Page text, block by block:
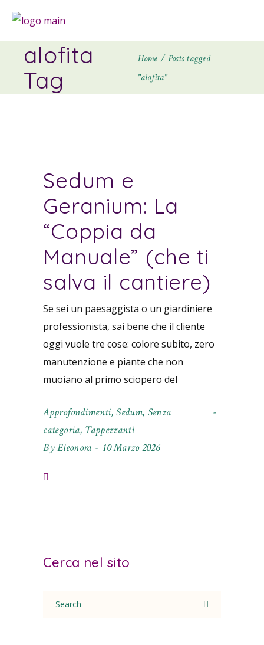
alofita
Tag
Home
Posts tagged
"alofita"
Sedum e
Geranium: La
“Coppia da
Manuale” (che ti
salva il cantiere)
Se sei un paesaggista o un giardiniere
professionista, sai bene che il cliente
oggi vuole tre cose: colore subito, zero
manutenzione e piante che non
muoiano al primo sciopero del
Approfondimenti,Sedum, Senza
categoria, Tappezzanti
ByEleonora 10 Marzo 2026
Cerca nel sito
for: